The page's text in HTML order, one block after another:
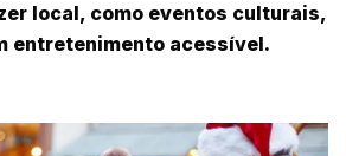
local, como eventos culturais,
entretenimento acessível.